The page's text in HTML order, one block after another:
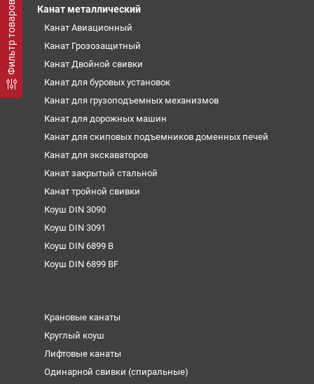
Фильтр товаров Канат металлический
Канат Авиационный
Канат Грозозащитный
Канат Двойной свивки
Канат для буровых установок
Канат для грузоподъемных механизмов
Канат для дорожных машин
Канат для скиповых подъемников доменных печей
Канат для экскаваторов
Канат закрытый стальной
Канат тройной свивки
Коуш DIN 3090
Коуш DIN 3091
Коуш DIN 6899 B
Коуш DIN 6899 BF
Крановые канаты
Круглый коуш
Лифтовые канаты
Одинарной свивки (спиральные)